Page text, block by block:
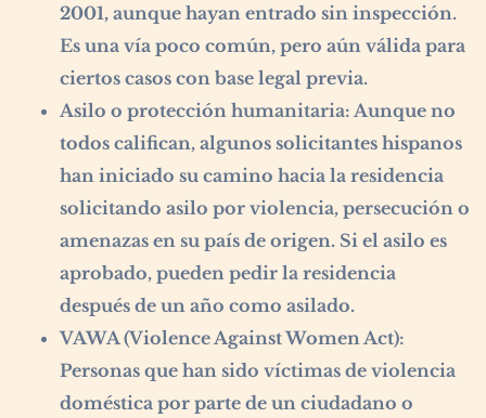
2001, aunque hayan entrado sin inspección.
Es una vía poco común, pero aún válida para
ciertos casos con base legal previa.
Asilo o protección humanitaria: Aunque no
todos califican, algunos solicitantes hispanos
han iniciado su camino hacia la residencia
solicitando asilo por violencia, persecución o
amenazas en su país de origen. Si el asilo es
aprobado, pueden pedir la residencia
después de un año como asilado.
VAWA (Violence Against Women Act):
Personas que han sido víctimas de violencia
doméstica por parte de un ciudadano o